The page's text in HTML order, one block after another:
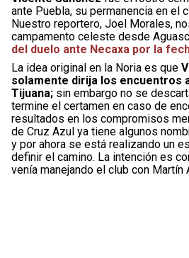
ante Puebla, su permanencia en el
Nuestro reportero, Joel Morales,
campamento celeste desde
del duelo ante Necaxa por la
La idea original en la Noria es que
solamente dirija los encuentros
Tijuana; sin embargo no se
termine el certamen en caso de
resultados en los compromisos
de Cruz Azul ya tiene algunos
y por ahora se está realizando un
definir el camino. La intención es
venía manejando el club con Martín